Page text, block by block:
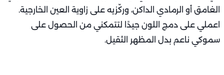
الغامق أو الرمادي الداكن، وركّزيه على زاوية العين الخارجية.
اعملي على دمج اللون جيدًا لتتمكني من الحصول على
سموكي ناعم بدل المظهر الثقيل.